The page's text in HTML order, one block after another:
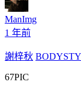
ManImg
1 年前
謝梓秋
67PIC